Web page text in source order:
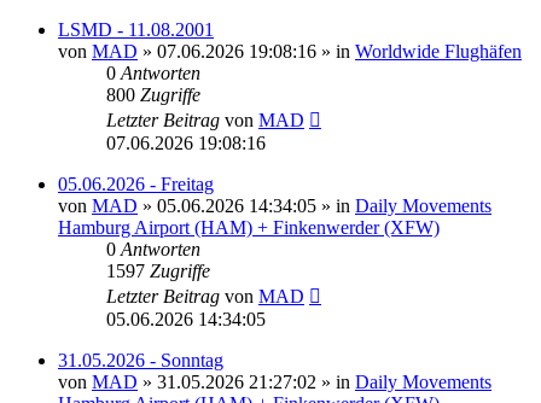
LSMD - 11.08.2001
von MAD » 07.06.2026 19:08:16 » in Worldwide Flughäfen
0 Antworten
800 Zugriffe
Letzter Beitrag von MAD
07.06.2026 19:08:16
05.06.2026 - Freitag
von MAD » 05.06.2026 14:34:05 » in Daily Movements
Hamburg Airport (HAM) + Finkenwerder (XFW)
0 Antworten
1597 Zugriffe
Letzter Beitrag von MAD
05.06.2026 14:34:05
31.05.2026 - Sonntag
von MAD » 31.05.2026 21:27:02 » in Daily Movements